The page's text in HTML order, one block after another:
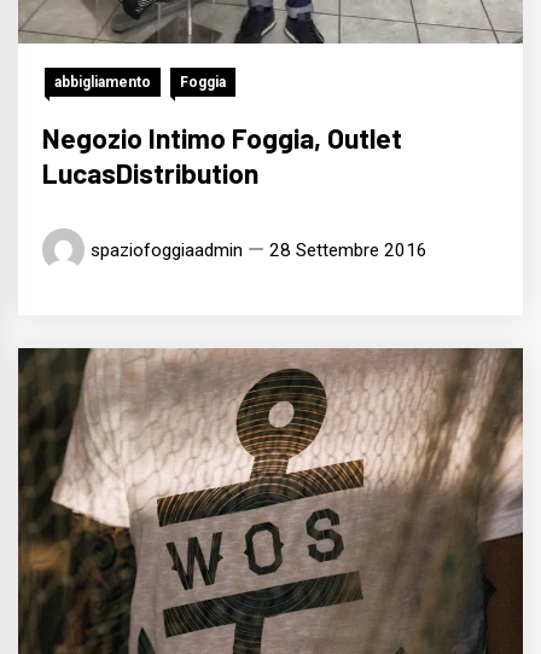
abbigliamento Foggia
Negozio Intimo Foggia, Outlet
LucasDistribution
spaziofoggiaadmin 28 Settembre 2016